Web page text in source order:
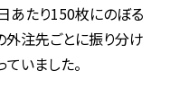
あたり150枚にのぼる
外注先ごとに振り分け
いました。